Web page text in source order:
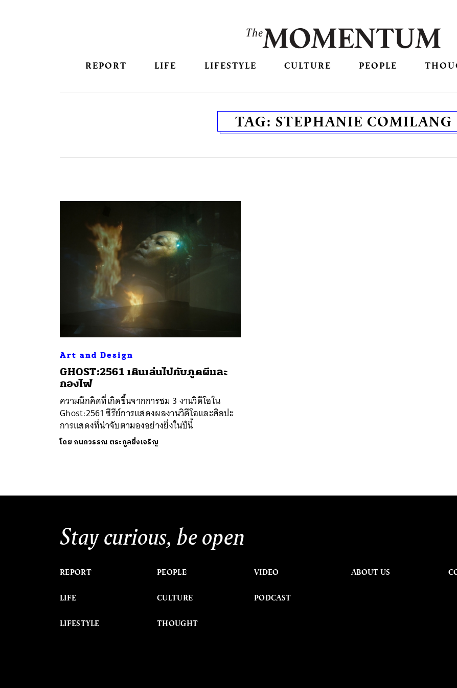
REPORT LIFE LIFESTYLE CULTURE PEOPLE
TAG: STEPHANIE COMILANG
Art and Design
GHOST:2561 เดินเล่นไปกับภูตผีและ
กองไฟ
ความนึกคิดที่เกิดขึ้นจากการชม 3 งานวิดีโอใน
Ghost:2561 ซีรีย์การแสดงผลงานวิดีโอและศิลปะ
การแสดงที่น่าจับตามองอย่างยิ่งในปีนี้
โดย กนกวรรณ ตระกูลยิ่งเจริญ
Stay curious, be open
REPORT
LIFE
LIFESTYLE
PEOPLE
CULTURE
THOUGHT
VIDEO
PODCAST
ABOUT US
ค้นหา